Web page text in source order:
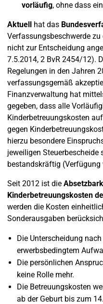
vorläufig, ohne dass
Aktuell hat das
Verfassungsbeschwerde
nicht zur Entscheidung
7.5.2014, 2 BvR 2454/12).
Regelungen in den Jahren
verfassungsgemäß
Finanzverwaltung hat
gegeben, dass alle
Kinderbetreuungskosten
gegen
hierzu besondere
jeweiligen
bestandskräftig (Verfügung
Seit 2012 ist die
Kinderbetreuungskosten
werden die Kosten
Sonderausgaben
Die Unterscheidung
erwerbsbedingtem
Die persönlichen
keine Rolle mehr.
Die Betreuungskosten
ab der Geburt bis zum